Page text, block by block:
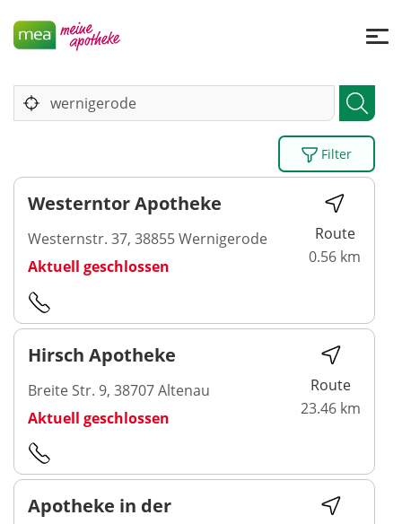
Filter
Westerntor Apotheke
Westernstr. 37, 38855 Wernigerode
Aktuell geschlossen
Route
0.56 km
Hirsch Apotheke
Breite Str. 9, 38707 Altenau
Aktuell geschlossen
Route
23.46 km
Apotheke in der